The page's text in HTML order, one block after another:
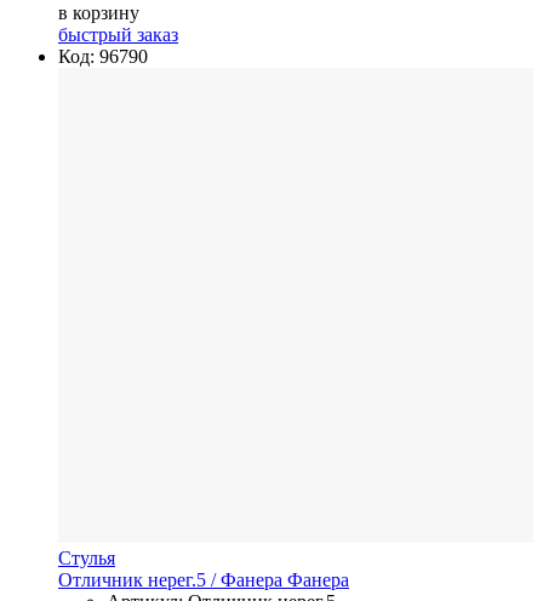
в корзину
быстрый заказ
Код: 96790
Стулья
Отличник нерег.5 / Фанера Фанера